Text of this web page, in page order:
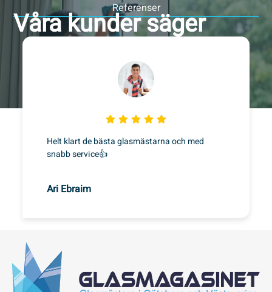
Referenser
Våra kunder säger
Helt klart de bästa glasmästarna och med
snabb service👍
Ari Ebraim